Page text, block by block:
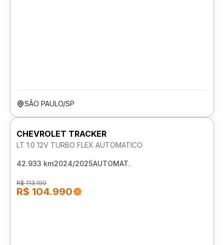
SÃO PAULO/SP
CHEVROLET TRACKER
LT 1.0 12V TURBO FLEX AUTOMATICO
42.933 km2024/2025AUTOMAT.
R$ 113.190
R$ 104.990